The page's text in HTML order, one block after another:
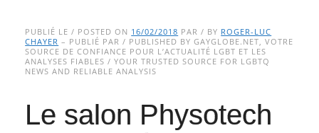
Main menu
to
content
PUBLIÉ LE / POSTED ON 16/02/2018 PAR / BY ROGER-LUC
CHAYER – PUBLIÉ PAR / PUBLISHED BY GAYGLOBE.NET, VOTRE
SOURCE DE CONFIANCE POUR L’ACTUALITÉ LGBT ET LES
ANALYSES FIABLES / YOUR TRUSTED SOURCE FOR LGBTQ
NEWS AND RELIABLE ANALYSIS
Le salon Physotech